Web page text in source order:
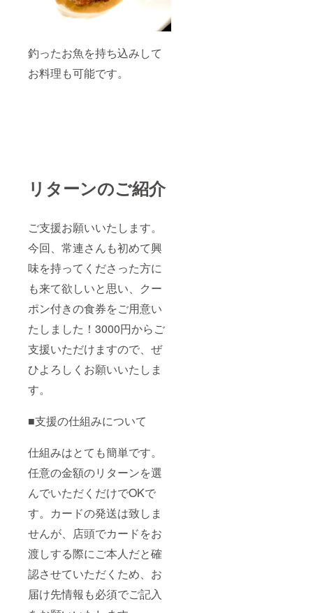
釣ったお魚を持ち込みして
お料理も可能です。
リターンのご紹介
ご支援お願いいたします。
今回、常連さんも初めて興
味を持ってくださった方に
も来て欲しいと思い、クー
ポン付きの食券をご用意い
たしました！3000円からご
支援いただけますので、ぜ
ひよろしくお願いいたしま
す。
■支援の仕組みについて
仕組みはとても簡単です。
任意の金額のリターンを選
んでいただくだけでOKで
す。カードの発送は致しま
せんが、店頭でカードをお
渡しする際にご本人だと確
認させていただくため、お
届け先情報も必須でご記入